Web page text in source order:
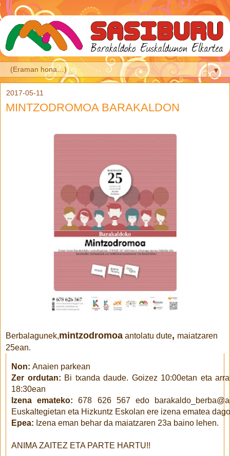
▼
2017-05-11
MINTZODROMOA BARAKALDON
Berbalagunek,mintzodromoa antolatu dute, maiatzaren
25ean.
Non: Anaien parkean
Zer ordutan: Bi txanda daude. Goizez 10:00etan eta
18:30ean
Izena emateko:678 626 567 edo
Euskaltegietan eta Hizkuntz Eskolan ere izena ematea
Epea: Izena eman behar da maiatzaren 23a baino lehen.
ANIMA ZAITEZ ETA PARTE HARTU!!